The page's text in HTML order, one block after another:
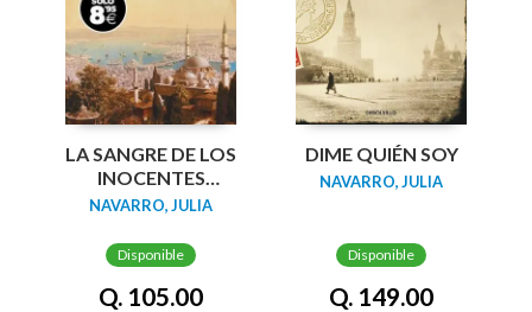
LA SANGRE DE LOS
INOCENTES
(EDICION ESPECIAL)
NAVARRO, JULIA
Disponible
Q. 105.00
DIME QUIÉN SOY
NAVARRO, JULIA
Disponible
Q. 149.00